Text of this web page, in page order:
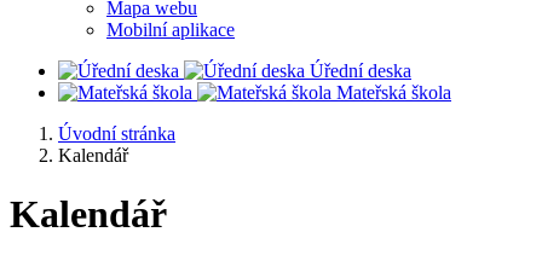
Mapa webu
Mobilní aplikace
Úřední deska
Mateřská škola
Úvodní stránka
Kalendář
Kalendář